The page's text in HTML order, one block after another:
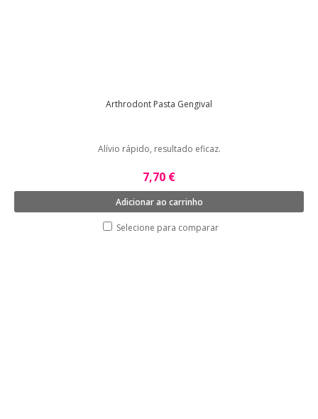
Arthrodont Pasta Gengival
Alívio rápido, resultado eficaz.
7,70 €
Adicionar ao carrinho
Selecione para comparar